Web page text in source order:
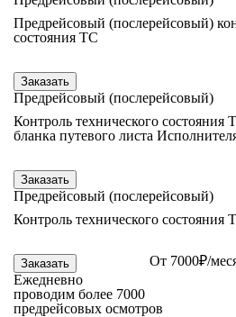
Предрейсовый (послерейсовый)
состояния ТС
Заказать
Предрейсовый (послерейсовый)
Контроль технического состояния
бланка путевого листа
Заказать
Предрейсовый (послерейсовый)
Контроль технического состояния
Заказать От 7000₽/
Ежедневно
проводим более 7000
предрейсовых осмотров